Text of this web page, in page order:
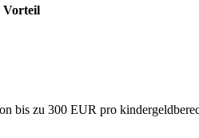
Vorteil
bis zu 300 EUR pro